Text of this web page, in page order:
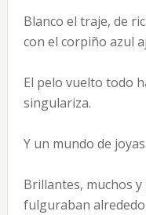
Blanco el traje, de
con el corpiño azul
El pelo vuelto todo
singulariza.
Y un mundo de joyas.
Brillantes, muchos
fulguraban